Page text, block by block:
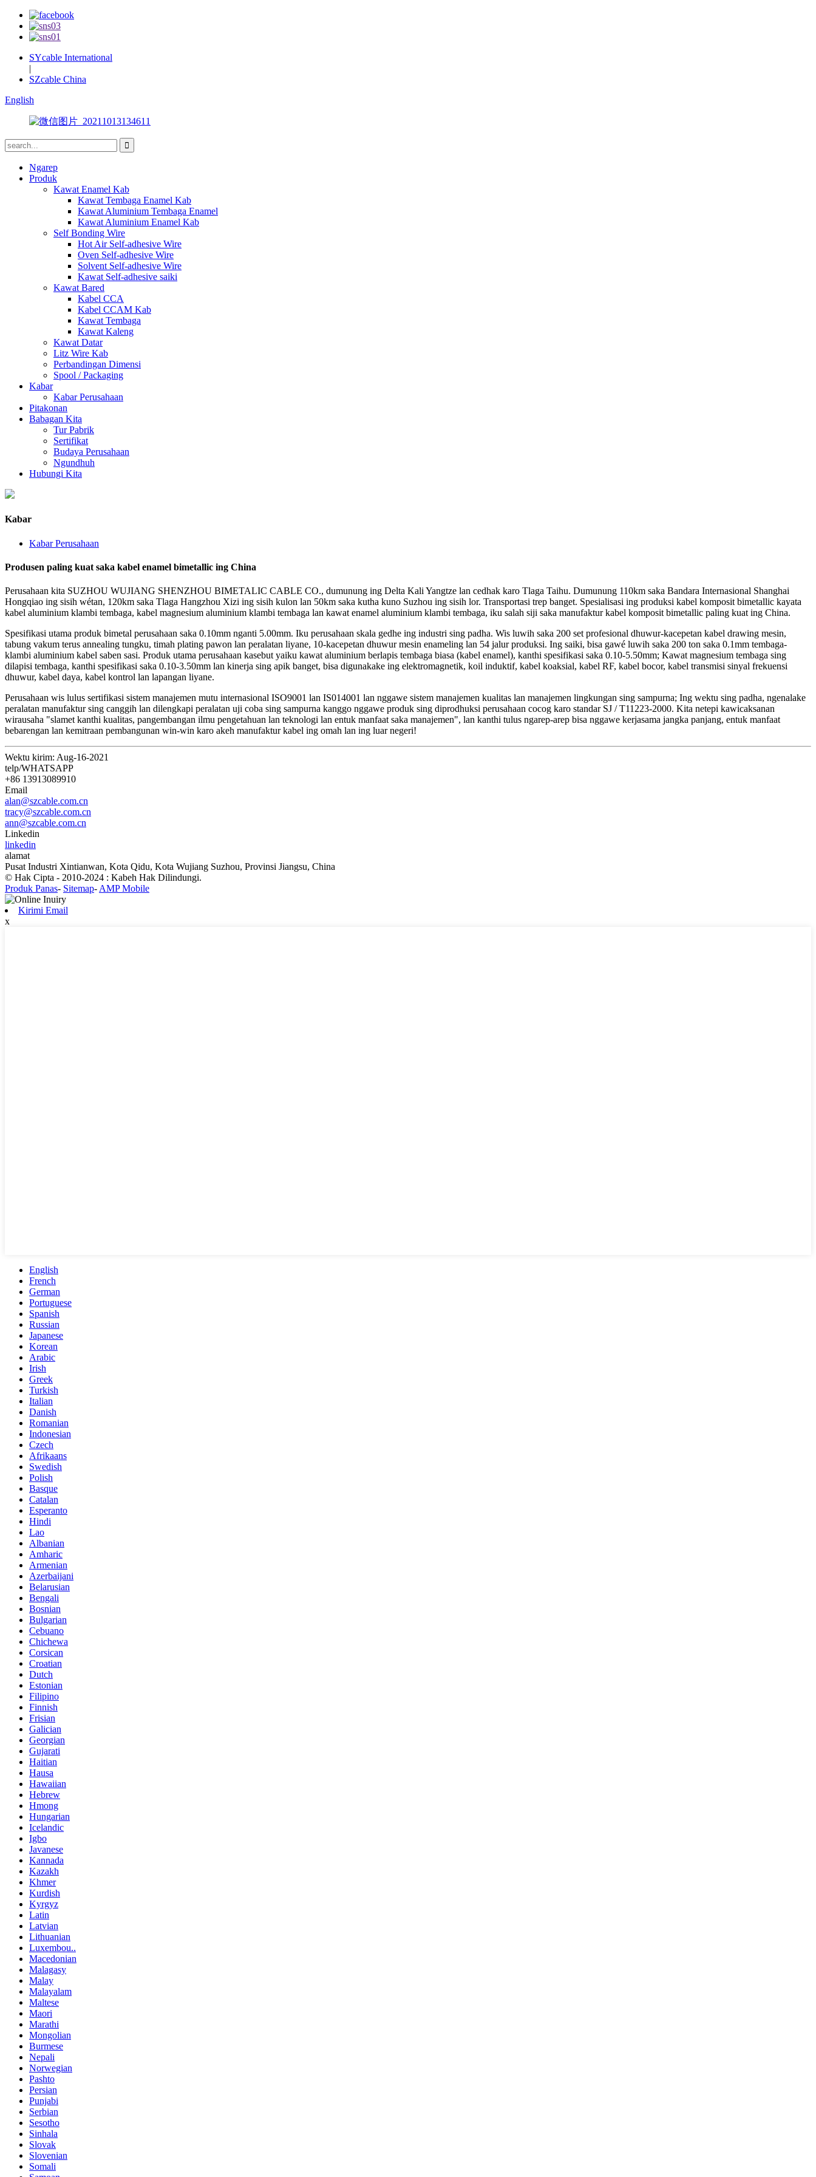
SYcable International
|
SZcable China
English
Ngarep
Produk
Kawat Enamel Kab
Kawat Tembaga Enamel Kab
Kawat Aluminium Tembaga Enamel
Kawat Aluminium Enamel Kab
Self Bonding Wire
Hot Air Self-adhesive Wire
Oven Self-adhesive Wire
Solvent Self-adhesive Wire
Kawat Self-adhesive saiki
Kawat Bared
Kabel CCA
Kabel CCAM Kab
Kawat Tembaga
Kawat Kaleng
Kawat Datar
Litz Wire Kab
Perbandingan Dimensi
Spool / Packaging
Kabar
Kabar Perusahaan
Pitakonan
Babagan Kita
Tur Pabrik
Sertifikat
Budaya Perusahaan
Ngundhuh
Hubungi Kita
Kabar
Kabar Perusahaan
Produsen paling kuat saka kabel enamel bimetallic ing China
Perusahaan kita SUZHOU WUJIANG SHENZHOU BIMETALIC CABLE CO., dumunung ing Delta Kali Yangtze lan cedhak karo Tlaga Taihu. Dumunung 110km saka Bandara Internasional Shanghai
Hongqiao ing sisih wétan, 120km saka Tlaga Hangzhou Xizi ing sisih kulon lan 50km saka kutha kuno Suzhou ing sisih lor. Transportasi trep banget. Spesialisasi ing produksi kabel komposit bimetallic kayata
kabel aluminium klambi tembaga, kabel magnesium aluminium klambi tembaga lan kawat enamel aluminium klambi tembaga, iku salah siji saka manufaktur kabel komposit bimetallic paling kuat ing China.
Spesifikasi utama produk bimetal perusahaan saka 0.10mm nganti 5.00mm. Iku perusahaan skala gedhe ing industri sing padha. Wis luwih saka 200 set profesional dhuwur-kacepetan kabel drawing mesin,
tabung vakum terus annealing tungku, timah plating pawon lan peralatan liyane, 10-kacepetan dhuwur mesin enameling lan 54 jalur produksi. Ing saiki, bisa gawé luwih saka 200 ton saka 0.1mm tembaga-
klambi aluminium kabel saben sasi. Produk utama perusahaan kasebut yaiku kawat aluminium berlapis tembaga biasa (kabel enamel), kanthi spesifikasi saka 0.10-5.50mm; Kawat magnesium tembaga sing
dilapisi tembaga, kanthi spesifikasi saka 0.10-3.50mm lan kinerja sing apik banget, bisa digunakake ing elektromagnetik, koil induktif, kabel koaksial, kabel RF, kabel bocor, kabel transmisi sinyal frekuensi
dhuwur, kabel daya, kabel kontrol lan lapangan liyane.
Perusahaan wis lulus sertifikasi sistem manajemen mutu internasional ISO9001 lan IS014001 lan nggawe sistem manajemen kualitas lan manajemen lingkungan sing sampurna; Ing wektu sing padha, ngenalake
peralatan manufaktur sing canggih lan dilengkapi peralatan uji coba sing sampurna kanggo nggawe produk sing diprodhuksi perusahaan cocog karo standar SJ / T11223-2000. Kita netepi kawicaksanan
wirausaha "slamet kanthi kualitas, pangembangan ilmu pengetahuan lan teknologi lan entuk manfaat saka manajemen", lan kanthi tulus ngarep-arep bisa nggawe kerjasama jangka panjang, entuk manfaat
bebarengan lan kemitraan pembangunan win-win karo akeh manufaktur kabel ing omah lan ing luar negeri!
Wektu kirim: Aug-16-2021
telp/WHATSAPP
+86 13913089910
Email
alan@szcable.com.cn
tracy@szcable.com.cn
ann@szcable.com.cn
Linkedin
linkedin
alamat
Pusat Industri Xintianwan, Kota Qidu, Kota Wujiang Suzhou, Provinsi Jiangsu, China
© Hak Cipta - 2010-2024 : Kabeh Hak Dilindungi.
Produk Panas- Sitemap- AMP Mobile
Kirimi Email
x
English
French
German
Portuguese
Spanish
Russian
Japanese
Korean
Arabic
Irish
Greek
Turkish
Italian
Danish
Romanian
Indonesian
Czech
Afrikaans
Swedish
Polish
Basque
Catalan
Esperanto
Hindi
Lao
Albanian
Amharic
Armenian
Azerbaijani
Belarusian
Bengali
Bosnian
Bulgarian
Cebuano
Chichewa
Corsican
Croatian
Dutch
Estonian
Filipino
Finnish
Frisian
Galician
Georgian
Gujarati
Haitian
Hausa
Hawaiian
Hebrew
Hmong
Hungarian
Icelandic
Igbo
Javanese
Kannada
Kazakh
Khmer
Kurdish
Kyrgyz
Latin
Latvian
Lithuanian
Luxembou..
Macedonian
Malagasy
Malay
Malayalam
Maltese
Maori
Marathi
Mongolian
Burmese
Nepali
Norwegian
Pashto
Persian
Punjabi
Serbian
Sesotho
Sinhala
Slovak
Slovenian
Somali